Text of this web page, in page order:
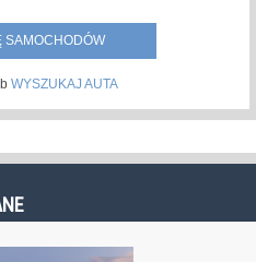
SAMOCHODÓW
WYSZUKAJ AUTA